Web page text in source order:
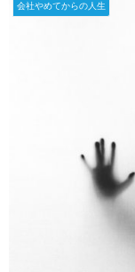
会社やめてからの人生